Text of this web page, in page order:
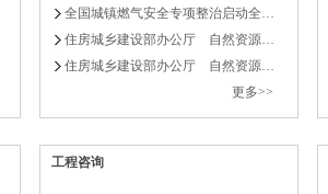
全国城镇燃气安全专项整治启动全…
住房城乡建设部办公厅 自然资源…
住房城乡建设部办公厅 自然资源…
更多>>
工程咨询